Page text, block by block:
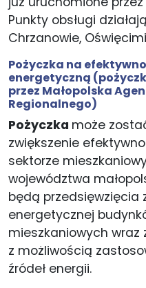
Punkty obsługi
Chrzanowie,
Pożyczka na
energetyczną
przez Małopolska
Regionalnego)
Pożyczka może
zwiększenie
sektorze
województwa
będą przedsięwzięcia
energetycznej
mieszkaniowych wraz
z możliwością
źródeł energii.